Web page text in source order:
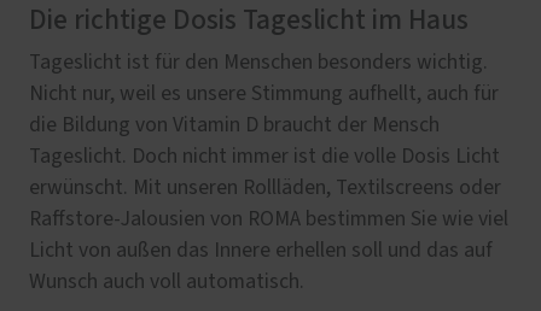
Die richtige Dosis Tageslicht im Haus
Tageslicht ist für den Menschen besonders wichtig.
Nicht nur, weil es unsere Stimmung aufhellt, auch für
die Bildung von Vitamin D braucht der Mensch
Tageslicht. Doch nicht immer ist die volle Dosis Licht
erwünscht. Mit unseren Rollläden, Textilscreens oder
Raffstore-Jalousien von ROMA bestimmen Sie wie viel
Licht von außen das Innere erhellen soll und das auf
Wunsch auch voll automatisch.